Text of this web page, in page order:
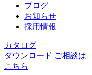
ブログ
お知らせ
採用情報
カタログ
ダウンロード ご相談は
こちら